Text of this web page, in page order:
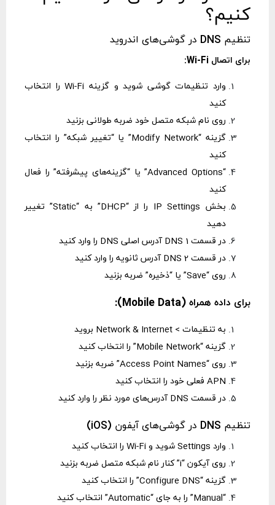
کنیم؟
تنظیم DNS در گوشی‌های اندروید
برای اتصال Wi-Fi:
وارد تنظیمات گوشی شوید و گزینه Wi-Fi را انتخاب
کنید
روی نام شبکه متصل خود ضربه طولانی بزنید
گزینه “Modify Network” یا “تغییر شبکه” را انتخاب
کنید
“Advanced Options” یا “گزینه‌های پیشرفته” را فعال
کنید
بخش IP Settings را از “DHCP” به “Static” تغییر
دهید
در قسمت DNS 1 آدرس اصلی DNS را وارد کنید
در قسمت DNS 2 آدرس ثانویه را وارد کنید
روی “Save” یا “ذخیره” ضربه بزنید
برای داده همراه (Mobile Data):
به تنظیمات > Network & Internet بروید
گزینه “Mobile Network” را انتخاب کنید
روی “Access Point Names” ضربه بزنید
APN فعلی خود را انتخاب کنید
در قسمت DNS آدرس‌های مورد نظر را وارد کنید
تنظیم DNS در گوشی‌های آیفون (iOS)
وارد Settings شوید و Wi-Fi را انتخاب کنید
روی آیکون “i” کنار نام شبکه متصل ضربه بزنید
گزینه “Configure DNS” را انتخاب کنید
“Manual” را به جای “Automatic” انتخاب کنید